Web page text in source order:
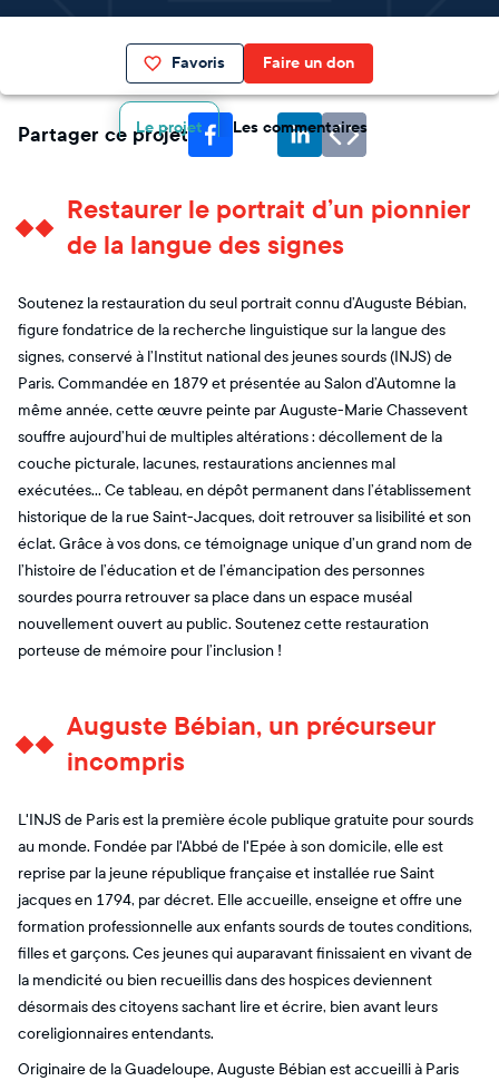
Favoris Faire un don
Le projet Les commentaires
Partager ce projet
Restaurer le portrait d’un pionnier
de la langue des signes
Soutenez la restauration du seul portrait connu d’Auguste Bébian,
figure fondatrice de la recherche linguistique sur la langue des
signes, conservé à l’Institut national des jeunes sourds (INJS) de
Paris. Commandée en 1879 et présentée au Salon d’Automne la
même année, cette œuvre peinte par Auguste-Marie Chassevent
souffre aujourd’hui de multiples altérations : décollement de la
couche picturale, lacunes, restaurations anciennes mal
exécutées… Ce tableau, en dépôt permanent dans l’établissement
historique de la rue Saint-Jacques, doit retrouver sa lisibilité et son
éclat. Grâce à vos dons, ce témoignage unique d’un grand nom de
l’histoire de l’éducation et de l’émancipation des personnes
sourdes pourra retrouver sa place dans un espace muséal
nouvellement ouvert au public. Soutenez cette restauration
porteuse de mémoire pour l’inclusion !
Auguste Bébian, un précurseur
incompris
L'INJS de Paris est la première école publique gratuite pour sourds
au monde. Fondée par l'Abbé de l'Epée à son domicile, elle est
reprise par la jeune république française et installée rue Saint
jacques en 1794, par décret. Elle accueille, enseigne et offre une
formation professionnelle aux enfants sourds de toutes conditions,
filles et garçons. Ces jeunes qui auparavant finissaient en vivant de
la mendicité ou bien recueillis dans des hospices deviennent
désormais des citoyens sachant lire et écrire, bien avant leurs
coreligionnaires entendants.
Originaire de la Guadeloupe, Auguste Bébian est accueilli à Paris